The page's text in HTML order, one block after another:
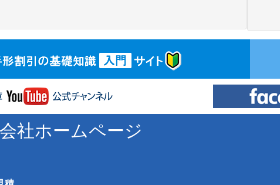
社ホームページ